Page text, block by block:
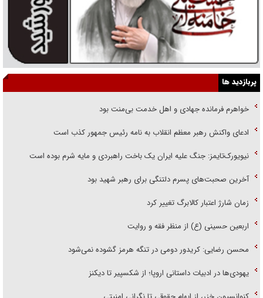
پربازدید ها
خواهرم فرمانده جهادی و اهل خدمت بی‌منت بود
ادعای واکنش رهبر معظم انقلاب به نامه رئیس جمهور کذب است
نیویورک‌تایمز: جنگ علیه ایران یک باخت راهبردی و مایه شرم بوده است
آخرین صحبت‌های پسرم دلتنگی برای رهبر شهید بود
زمان شارژ اعتبار کالابرگ تغییر کرد
اربعین حسینی (ع) از منظر فقه و روایت
محسن رضایی: کریدور دومی در تنگه هرمز گشوده نمی‌شود
یهودی‌ها در ادبیات داستانی اروپا؛ از شکسپیر تا دیکنز